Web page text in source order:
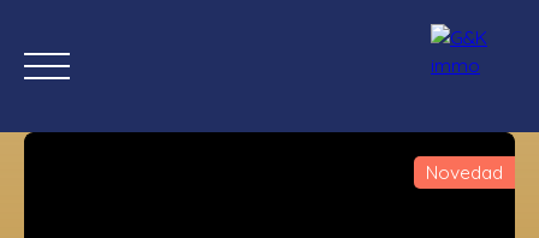
Novedad